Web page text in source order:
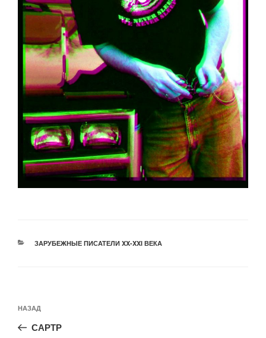
РУБРИКИ
ЗАРУБЕЖНЫЕ ПИСАТЕЛИ XX-XXI ВЕКА
по
записям
Предыдущая
запись:
НАЗАД
САРТР